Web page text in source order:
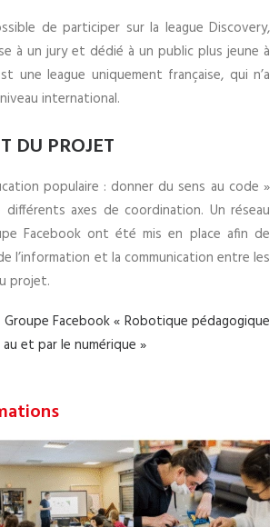
de participer sur la league Discovery,
à un jury et dédié à un public plus jeune à
une league uniquement française, qui n’a
international.
DU PROJET
populaire : donner du sens au code »
différents axes de coordination. Un réseau
Facebook ont été mis en place afin de
l’information et la communication entre les
projet.
Groupe Facebook « Robotique pédagogique
et par le numérique »